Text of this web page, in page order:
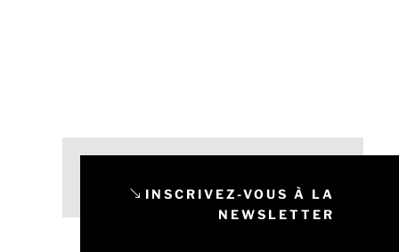
INSCRIVEZ-VOUS À LA
NEWSLETTER